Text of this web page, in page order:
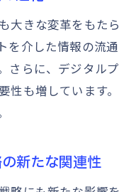
商
商
商
商
未来を
大きな変革をもた
を介した情報の流
さらに、デジタル
性も増しています
新たな関連性